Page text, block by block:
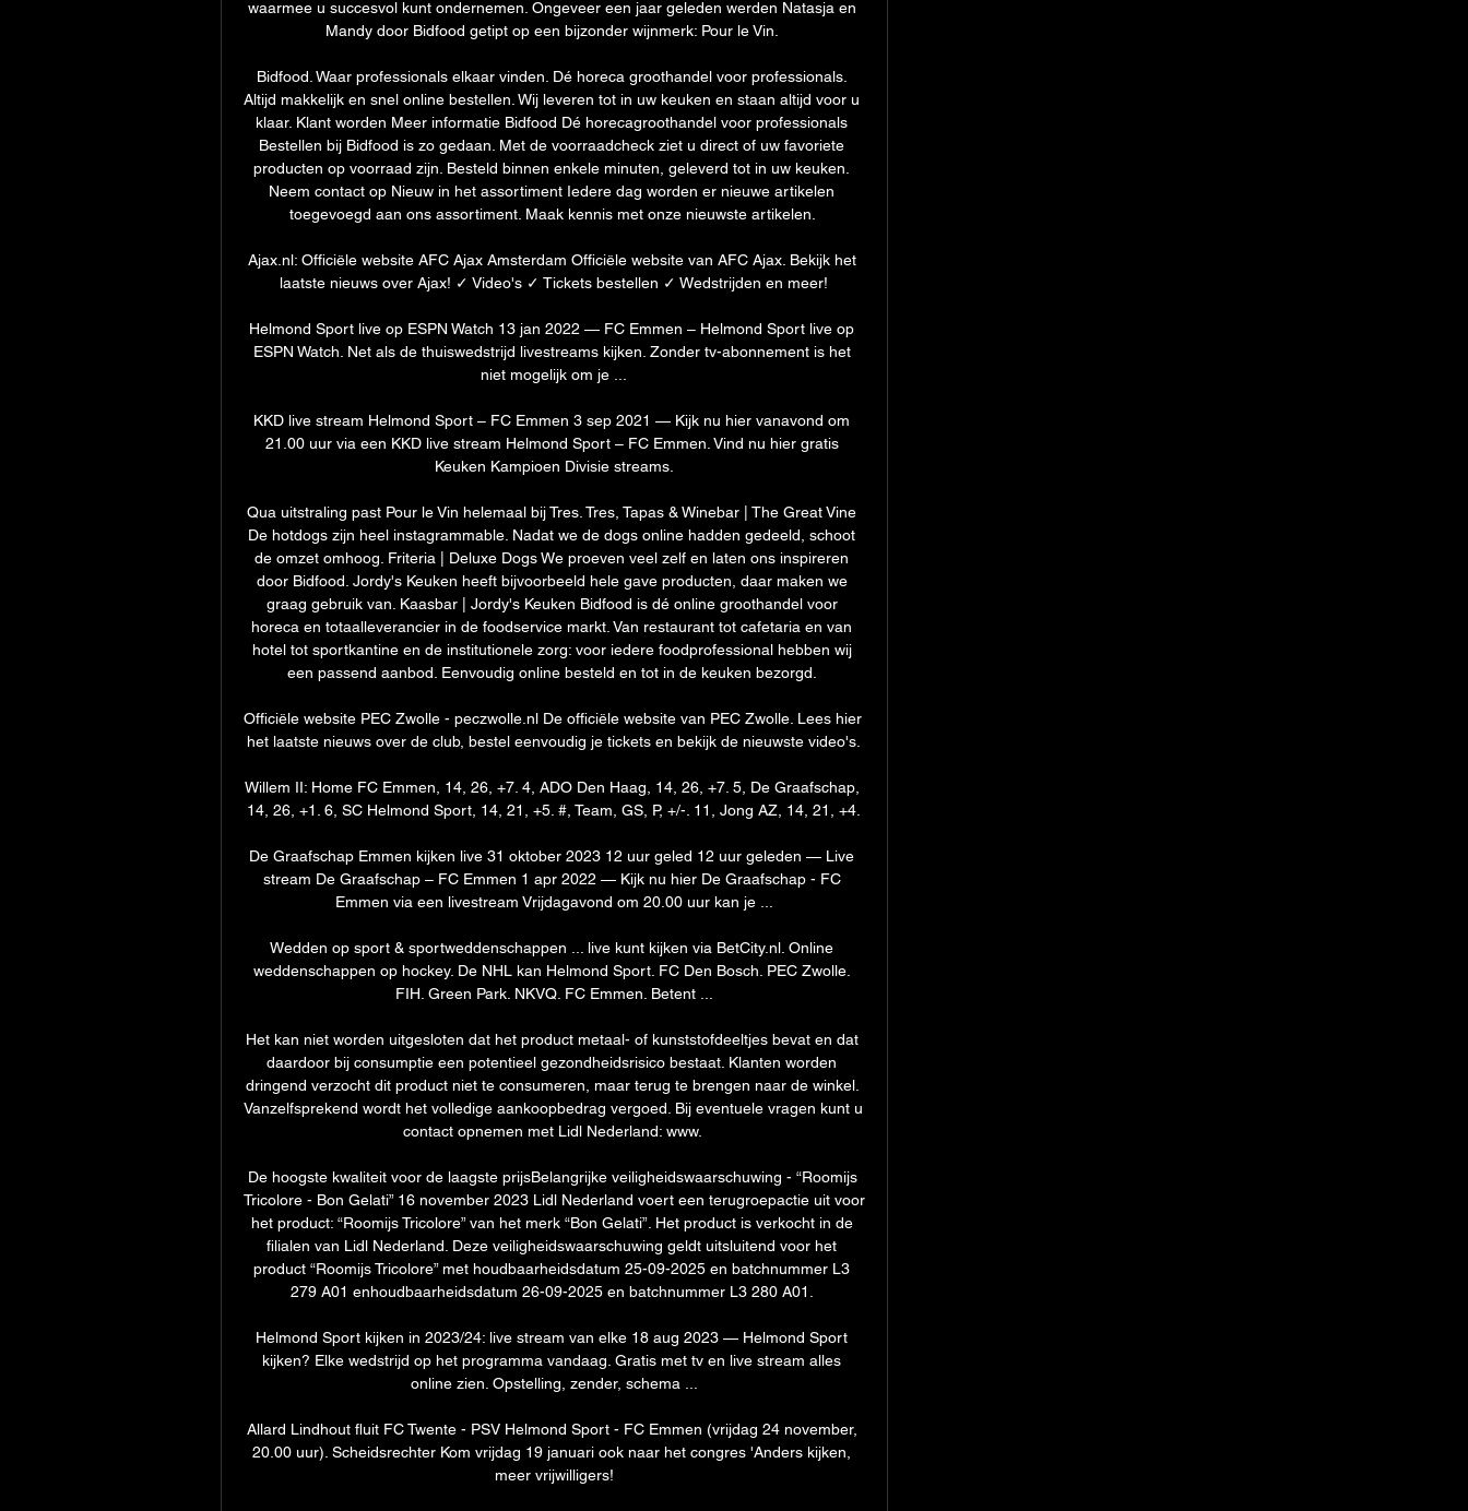
waarmee u succesvol kunt ondernemen. Ongeveer een jaar geleden werden Natasja en
Mandy door Bidfood getipt op een bijzonder wijnmerk: Pour le Vin.
Bidfood. Waar professionals elkaar vinden. Dé horeca groothandel voor professionals.
Altijd makkelijk en snel online bestellen. Wij leveren tot in uw keuken en staan altijd voor u
klaar. Klant worden Meer informatie Bidfood Dé horecagroothandel voor professionals
Bestellen bij Bidfood is zo gedaan. Met de voorraadcheck ziet u direct of uw favoriete
producten op voorraad zijn. Besteld binnen enkele minuten, geleverd tot in uw keuken.
Neem contact op Nieuw in het assortiment Iedere dag worden er nieuwe artikelen
toegevoegd aan ons assortiment. Maak kennis met onze nieuwste artikelen.
Ajax.nl: Officiële website AFC Ajax Amsterdam Officiële website van AFC Ajax. Bekijk het
laatste nieuws over Ajax! ✓ Video's ✓ Tickets bestellen ✓ Wedstrijden en meer!
Helmond Sport live op ESPN Watch 13 jan 2022 — FC Emmen – Helmond Sport live op
ESPN Watch. Net als de thuiswedstrijd livestreams kijken. Zonder tv-abonnement is het
niet mogelijk om je ...
KKD live stream Helmond Sport – FC Emmen 3 sep 2021 — Kijk nu hier vanavond om
21.00 uur via een KKD live stream Helmond Sport – FC Emmen. Vind nu hier gratis
Keuken Kampioen Divisie streams.
Qua uitstraling past Pour le Vin helemaal bij Tres. Tres, Tapas & Winebar | The Great Vine
De hotdogs zijn heel instagrammable. Nadat we de dogs online hadden gedeeld, schoot
de omzet omhoog. Friteria | Deluxe Dogs We proeven veel zelf en laten ons inspireren
door Bidfood. Jordy's Keuken heeft bijvoorbeeld hele gave producten, daar maken we
graag gebruik van. Kaasbar | Jordy's Keuken Bidfood is dé online groothandel voor
horeca en totaalleverancier in de foodservice markt. Van restaurant tot cafetaria en van
hotel tot sportkantine en de institutionele zorg: voor iedere foodprofessional hebben wij
een passend aanbod. Eenvoudig online besteld en tot in de keuken bezorgd.
Officiële website PEC Zwolle - peczwolle.nl De officiële website van PEC Zwolle. Lees hier
het laatste nieuws over de club, bestel eenvoudig je tickets en bekijk de nieuwste video's.
Willem II: Home FC Emmen, 14, 26, +7. 4, ADO Den Haag, 14, 26, +7. 5, De Graafschap,
14, 26, +1. 6, SC Helmond Sport, 14, 21, +5. #, Team, GS, P, +/-. 11, Jong AZ, 14, 21, +4.
De Graafschap Emmen kijken live 31 oktober 2023 12 uur geled 12 uur geleden — Live
stream De Graafschap – FC Emmen 1 apr 2022 — Kijk nu hier De Graafschap - FC
Emmen via een livestream Vrijdagavond om 20.00 uur kan je ...
Wedden op sport & sportweddenschappen ... live kunt kijken via BetCity.nl. Online
weddenschappen op hockey. De NHL kan Helmond Sport. FC Den Bosch. PEC Zwolle.
FIH. Green Park. NKVQ. FC Emmen. Betent ...
Het kan niet worden uitgesloten dat het product metaal- of kunststofdeeltjes bevat en dat
daardoor bij consumptie een potentieel gezondheidsrisico bestaat. Klanten worden
dringend verzocht dit product niet te consumeren, maar terug te brengen naar de winkel.
Vanzelfsprekend wordt het volledige aankoopbedrag vergoed. Bij eventuele vragen kunt u
contact opnemen met Lidl Nederland: www.
De hoogste kwaliteit voor de laagste prijsBelangrijke veiligheidswaarschuwing - “Roomijs
Tricolore - Bon Gelati” 16 november 2023 Lidl Nederland voert een terugroepactie uit voor
het product: “Roomijs Tricolore” van het merk “Bon Gelati”. Het product is verkocht in de
filialen van Lidl Nederland. Deze veiligheidswaarschuwing geldt uitsluitend voor het
product “Roomijs Tricolore” met houdbaarheidsdatum 25-09-2025 en batchnummer L3
279 A01 enhoudbaarheidsdatum 26-09-2025 en batchnummer L3 280 A01.
Helmond Sport kijken in 2023/24: live stream van elke 18 aug 2023 — Helmond Sport
kijken? Elke wedstrijd op het programma vandaag. Gratis met tv en live stream alles
online zien. Opstelling, zender, schema ...
Allard Lindhout fluit FC Twente - PSV Helmond Sport - FC Emmen (vrijdag 24 november,
20.00 uur). Scheidsrechter Kom vrijdag 19 januari ook naar het congres 'Anders kijken,
meer vrijwilligers!